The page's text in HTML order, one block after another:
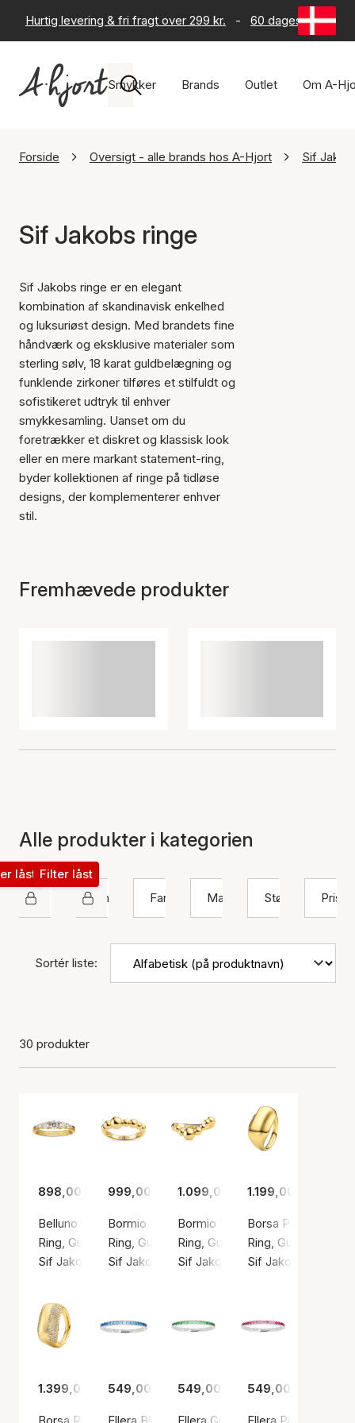
Hurtig levering & fri fragt over 299 kr. - 60 dages returret
Smykker Brands Outlet Om A-
Forside Oversigt - alle brands hos A-Hjort Sif
Sif Jakobs ringe
Sif Jakobs ringe er en elegant
kombination af skandinavisk enkelhed
og luksuriøst design. Med brandets fine
håndværk og eksklusive materialer som
sterling sølv, 18 karat guldbelægning og
funklende zirkoner tilføres et stilfuldt og
sofistikeret udtryk til enhver
smykkesamling. Uanset om du
foretrækker et diskret og klassisk look
eller en mere markant statement-ring,
byder kollektionen af ringe på tidløse
designs, der komplementerer enhver
stil.
Fremhævede produkter
Alle produkter i kategorien
Sif Jakobs Jewellery
låst
Ring
Filter låst
Farve
Materiale Størrelse Pris
Sortér liste:
30 produkter
898,00 kr.
Belluno Ring
Ring, Guld farve / Forgyldt sølv sterling 925
Sif Jakobs Jewellery
999,00 kr.
Bormio Ring
Ring, Guld farve / Forgyldt sølv sterling 925
Sif Jakobs Jewellery
1.099,00 kr.
Bormio Wave Ring
Ring, Guld farve / Forgyldt sølv
Sif Jakobs Jewellery
1.199,00 kr.
Borsa Pianura Ring
Ring, Guld farve /
Sif Jakobs
1.399,00 kr. 549,00 kr. 549,00 kr. 549,00 kr.